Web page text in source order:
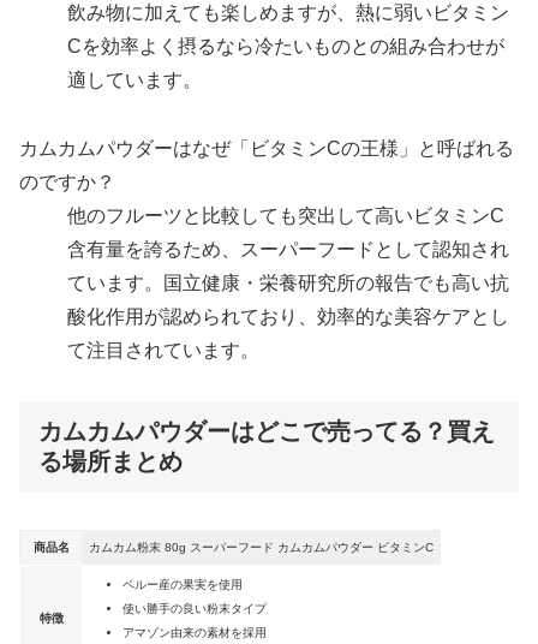
飲み物に加えても楽しめますが、熱に弱いビタミン
Cを効率よく摂るなら冷たいものとの組み合わせが
適しています。
カムカムパウダーはなぜ「ビタミンCの王様」と呼ばれる
のですか？
他のフルーツと比較しても突出して高いビタミンC
含有量を誇るため、スーパーフードとして認知され
ています。国立健康・栄養研究所の報告でも高い抗
酸化作用が認められており、効率的な美容ケアとし
て注目されています。
カムカムパウダーはどこで売ってる？買え
る場所まとめ
商品名 カムカム粉末 80g スーパーフード カムカムパウダー ビタミンC
特徴
ペルー産の果実を使用
使い勝手の良い粉末タイプ
アマゾン由来の素材を採用